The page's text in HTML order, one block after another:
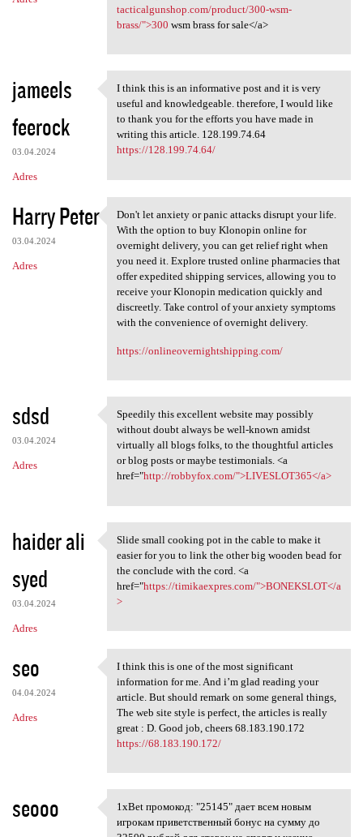
tacticalgunshop.com/product/300-wsm-
brass/">300 wsm brass for sale</a>
jameels
feerock
03.04.2024
Adres
I think this is an
I think this is an informative post and it is very
useful and knowledgeable. therefore, I would like
to thank you for the efforts you have made in
writing this article. 128.199.74.64
https://128.199.74.64/
Harry Peter
03.04.2024
Adres
Don't let anxiety or panic
Don't let anxiety or panic attacks disrupt your life.
With the option to buy Klonopin online for
overnight delivery, you can get relief right when
you need it. Explore trusted online pharmacies that
offer expedited shipping services, allowing you to
receive your Klonopin medication quickly and
discreetly. Take control of your anxiety symptoms
with the convenience of overnight delivery.
https://onlineovernightshipping.com/
sdsd
03.04.2024
Adres
Speedily this excellent
Speedily this excellent website may possibly
without doubt always be well-known amidst
virtually all blogs folks, to the thoughtful articles
or blog posts or maybe testimonials. <a
href="http://robbyfox.com/">LIVESLOT365</a>
haider ali
syed
03.04.2024
Adres
Slide small cooking pot in
Slide small cooking pot in the cable to make it
easier for you to link the other big wooden bead for
the conclude with the cord. <a
href="https://timikaexpres.com/">BONEKSLOT</a
>
seo
04.04.2024
Adres
I think this is one of the
I think this is one of the most significant
information for me. And i’m glad reading your
article. But should remark on some general things,
The web site style is perfect, the articles is really
great : D. Good job, cheers 68.183.190.172
https://68.183.190.172/
seooo
1xBet промокод: "25145" дает
1xBet промокод: "25145" дает всем новым
игрокам приветственный бонус на сумму до